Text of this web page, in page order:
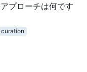
プローチは何です
curation